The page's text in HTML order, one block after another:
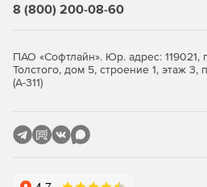
8 (800) 200-08-60
ПАО «Софтлайн». Юр. адрес: 119021,
Толстого, дом 5, строение 1, этаж
(А-311)